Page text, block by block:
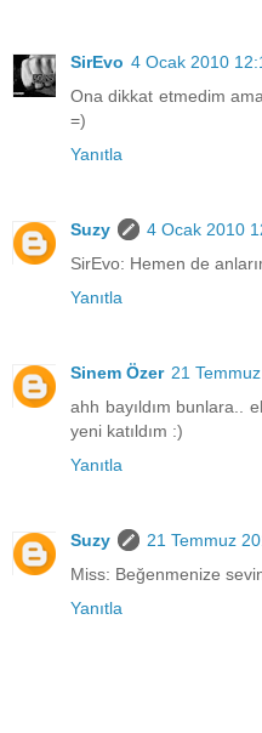
SirEvo 4 Ocak 2010
Ona dikkat etmedim
=)
Yanıtla
Suzy
4 Ocak 2010
SirEvo: Hemen de
Yanıtla
Sinem Özer 21
ahh bayıldım bunlara..
yeni katıldım :)
Yanıtla
Suzy
21 Temmuz
Miss: Beğenmenize
Yanıtla